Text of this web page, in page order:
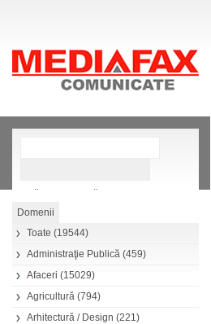
Căutare avansată
Toate (19544)
Administraţie Publică (459)
Afaceri (15029)
Agricultură (794)
Arhitectură / Design (221)